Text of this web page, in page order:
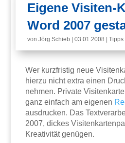
Eigene Visiten-
Word 2007
vonJörg Schieb |03.01.2008 |Tipps
Wer kurzfristig neue
hierzu nicht extra einen
nehmen. Private
ganz einfach am eigenen
ausdrucken. Das
2007, dickes
Kreativität genügen.